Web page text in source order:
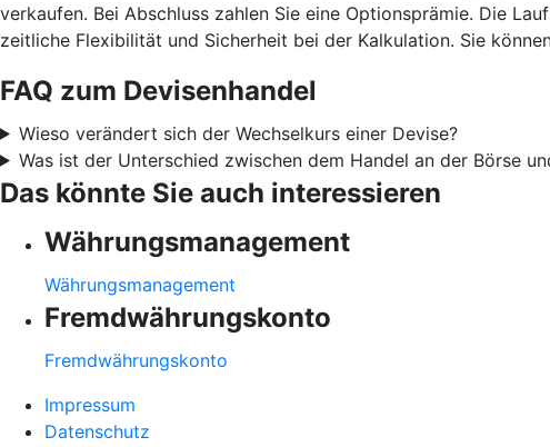
verkaufen. Bei Abschluss zahlen Sie eine Optionsprämie. Die
zeitliche Flexibilität und Sicherheit bei der Kalkulation. Sie
FAQ zum Devisenhandel
Wieso verändert sich der Wechselkurs einer Devise?
Was ist der Unterschied zwischen dem Handel an der Börse
Das könnte Sie auch interessieren
Währungsmanagement
Währungsmanagement
Fremdwährungskonto
Fremdwährungskonto
Impressum
Datenschutz